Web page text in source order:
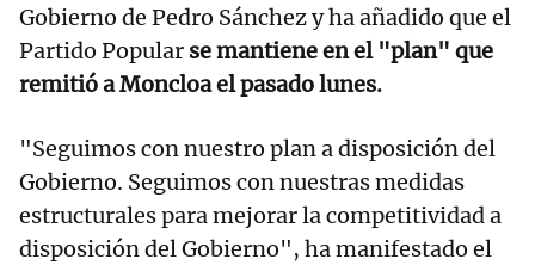
Gobierno de Pedro Sánchez y ha añadido que el
Partido Popular se mantiene en el "plan" que
remitió a Moncloa el pasado lunes.
"Seguimos con nuestro plan a disposición del
Gobierno. Seguimos con nuestras medidas
estructurales para mejorar la competitividad a
disposición del Gobierno", ha manifestado el